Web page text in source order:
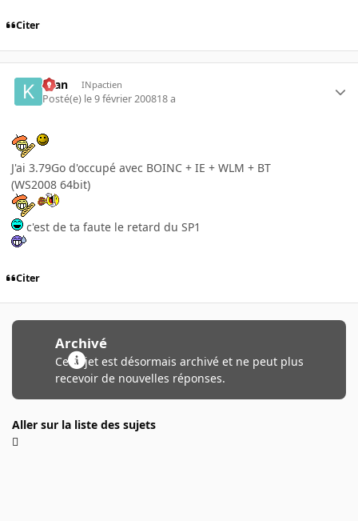
Citer
kran INpactien
Posté(e) le 9 février 200818 a
J'ai 3.79Go d'occupé avec BOINC + IE + WLM + BT
(WS2008 64bit)
c'est de ta faute le retard du SP1
Citer
Archivé
Ce sujet est désormais archivé et ne peut plus
recevoir de nouvelles réponses.
Aller sur la liste des sujets